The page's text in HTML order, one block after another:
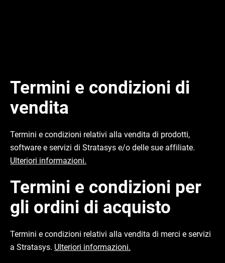
Termini e condizioni di
vendita
Termini e condizioni relativi alla vendita di prodotti,
software e servizi di Stratasys e/o delle sue affiliate.
Ulteriori informazioni.
Termini e condizioni per
gli ordini di acquisto
Termini e condizioni relativi alla vendita di merci e servizi
a Stratasys. Ulteriori informazioni.